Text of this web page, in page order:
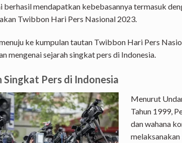
berhasil mendapatkan kebebasannya termasuk
Twibbon Hari Pers Nasional 2023.
ke kumpulan tautan Twibbon Hari Pers
mengenai sejarah singkat pers di Indonesia.
Singkat Pers di Indonesia
Menurut
Tahun 1999,
dan wahana